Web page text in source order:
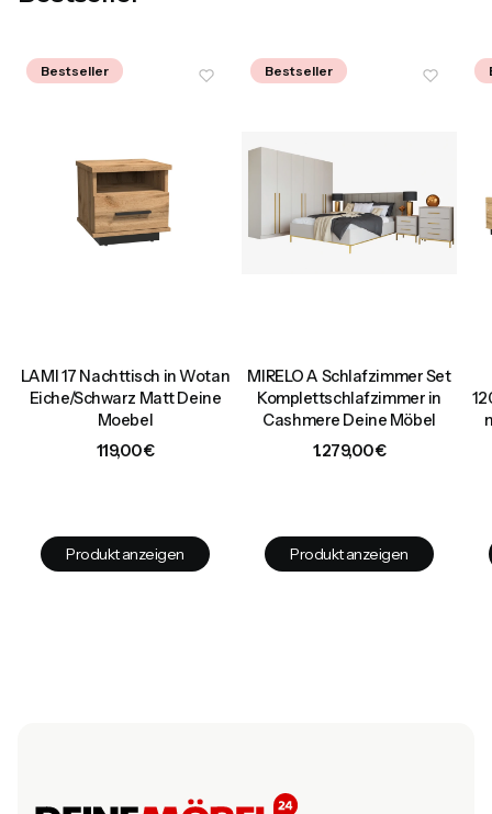
Bestseller
LAMI 17 Nachttisch in Wotan
Eiche/Schwarz Matt Deine
Moebel
Preis
119,00 €
Produkt anzeigen
Bestseller
MIRELO A Schlafzimmer Set
Komplettschlafzimmer in
Cashmere Deine Möbel
Preis
1.279,00 €
Produkt anzeigen